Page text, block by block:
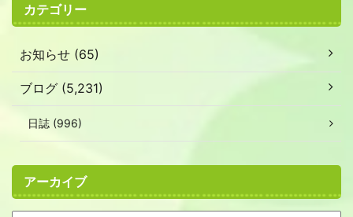
カテゴリー
お知らせ (65)
ブログ (5,231)
日誌 (996)
アーカイブ